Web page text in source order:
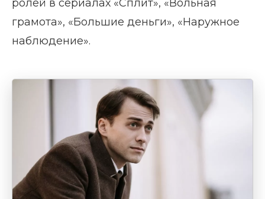
ролей в сериалах «Сплит», «Вольная
грамота», «Большие деньги», «Наружное
наблюдение».